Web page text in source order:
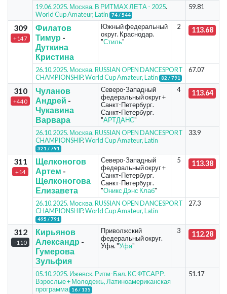
19.06.2025. Москва. В РИТМАХ ЛЕТА - 2025.
World Cup Amateur, Latin
74 / 544
59.81
309
+147
Филатов
Тимур -
Дуткина
Кристина
Южный федеральный
округ. Краснодар.
"Стиль"
2 113.68
26.10.2025. Москва. RUSSIAN OPEN DANCESPORT
CHAMPIONSHIP.World Cup Amateur, Latin 82 / 791
67.07
310
+440
Чуланов
Андрей -
Чукавина
Варвара
Северо-Западный
федеральный округ +
Санкт-Петербург.
Санкт-Петербург.
"АРТДАНС"
4 113.64
26.10.2025. Москва. RUSSIAN OPEN DANCESPORT
CHAMPIONSHIP.World Cup Amateur, Latin
321 / 791
33.9
311
+14
Щелконогов
Артем -
Щелконогова
Елизавета
Северо-Западный
федеральный округ +
Санкт-Петербург.
Санкт-Петербург.
"Оникс Дэнс Клаб"
5 113.38
26.10.2025. Москва. RUSSIAN OPEN DANCESPORT
CHAMPIONSHIP.World Cup Amateur, Latin
495 / 791
27.3
312
-110
Кирьянов
Александр -
Гумерова
Зульфия
Приволжский
федеральный округ.
Уфа. "Уфа"
3 112.28
05.10.2025. Ижевск. Ритм-Бал. КС ФТСАРР.
Взрослые + Молодежь, Латиноамериканская
программа
16 / 135
51.17